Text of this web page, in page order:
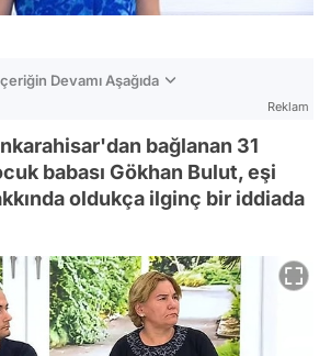
Devamı Aşağıda
Reklam
bağlanan 31
babası Gökhan Bulut, eşi
oldukça ilginç bir iddiada